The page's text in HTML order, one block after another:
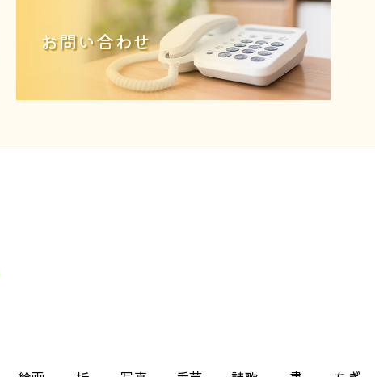
お問い合わせ